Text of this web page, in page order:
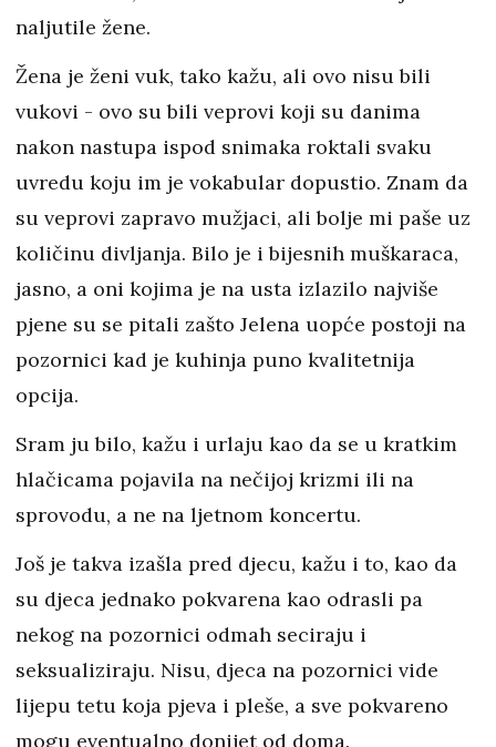
naljutile žene.
Žena je ženi vuk, tako kažu, ali ovo nisu bili
vukovi - ovo su bili veprovi koji su danima
nakon nastupa ispod snimaka roktali svaku
uvredu koju im je vokabular dopustio. Znam da
su veprovi zapravo mužjaci, ali bolje mi paše uz
količinu divljanja. Bilo je i bijesnih muškaraca,
jasno, a oni kojima je na usta izlazilo najviše
pjene su se pitali zašto Jelena uopće postoji na
pozornici kad je kuhinja puno kvalitetnija
opcija.
Sram ju bilo, kažu i urlaju kao da se u kratkim
hlačicama pojavila na nečijoj krizmi ili na
sprovodu, a ne na ljetnom koncertu.
Još je takva izašla pred djecu, kažu i to, kao da
su djeca jednako pokvarena kao odrasli pa
nekog na pozornici odmah seciraju i
seksualiziraju. Nisu, djeca na pozornici vide
lijepu tetu koja pjeva i pleše, a sve pokvareno
mogu eventualno donijet od doma.